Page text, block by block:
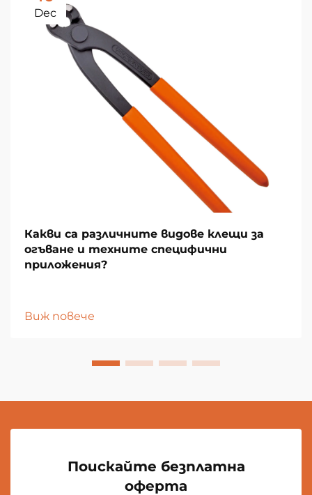
Dec
Какви са различните видове клещи за
огъване и техните специфични
приложения?
Виж повече
Поискайте безплатна
оферта